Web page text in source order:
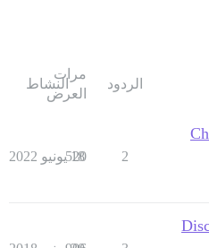
الردود
مرات
العرض
النشاط
2
520
18 يونيو 2022